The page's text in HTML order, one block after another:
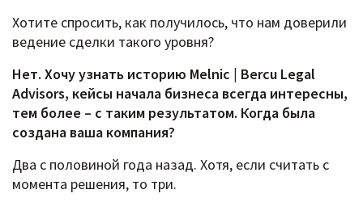
Хотите спросить, как получилось, что нам доверили
ведение сделки такого уровня?
Нет. Хочу узнать историю Melnic | Bercu Legal
Advisors, кейсы начала бизнеса всегда интересны,
тем более – с таким результатом. Когда была
создана ваша компания?
Два с половиной года назад. Хотя, если считать с
момента решения, то три.